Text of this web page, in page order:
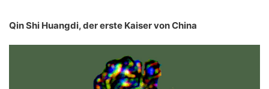
Qin Shi Huangdi, der erste Kaiser von China